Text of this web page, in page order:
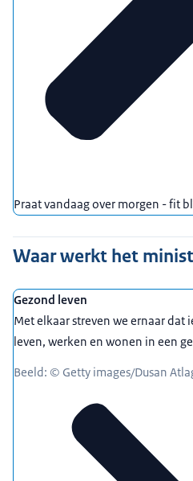
Praat vandaag over morgen - fit
Waar werkt het
Gezond leven
Met elkaar streven we ernaar dat
leven, werken en wonen in een
Beeld: © Getty images/Dusan